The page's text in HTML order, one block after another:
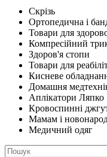
Скрізь
Ортопедична і
Товари для
Компресійний
Здоров'я стопи
Товари для
Кисневе
Домашня
Аплікатори Ляпко
Кровоспинні
Мамам і
Медичний одяг